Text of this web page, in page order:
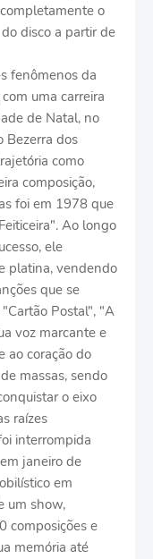
o
disco a partir de
fenômenos da
uma carreira
de Natal, no
Bezerra dos
como
composição,
foi em 1978 que
Ao longo
ele
platina, vendendo
que se
Postal", "A
voz marcante e
ao coração do
massas, sendo
o eixo
raízes
interrompida
janeiro de
em
um show,
composições e
memória até